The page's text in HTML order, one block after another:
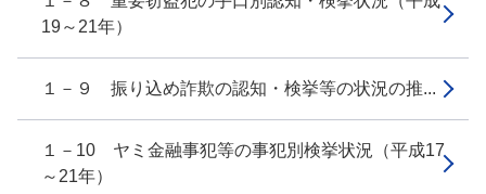
19～21年）
１－９ 振り込め詐欺の認知・検挙等の状況の推...
１－10 ヤミ金融事犯等の事犯別検挙状況（平成17
～21年）